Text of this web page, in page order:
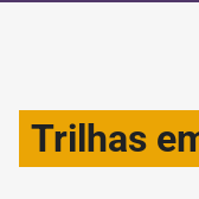
Trilhas